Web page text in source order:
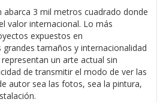
abarca 3 mil metros cuadrado donde
valor internacional. Lo más
expuestos en
grandes tamaños y internacionalidad
un arte actual sin
de transmitir el modo de ver las
autor sea las fotos, sea la pintura,